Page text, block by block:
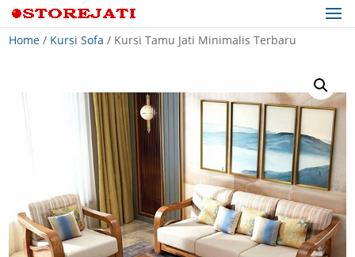
Home / Kursi Sofa / Kursi Tamu Jati Minimalis Terbaru